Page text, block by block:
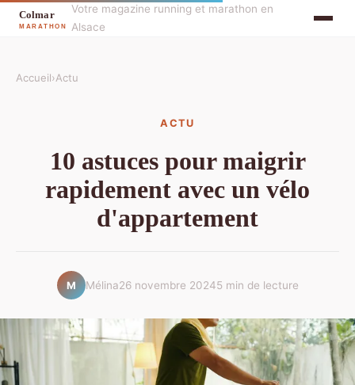
Votre magazine running et marathon en
Alsace
Accueil›Actu
ACTU
10 astuces pour maigrir
rapidement avec un vélo
d'appartement
M Mélina26 novembre 20245 min de lecture